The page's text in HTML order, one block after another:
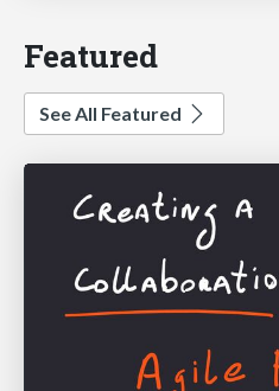
Featured
See All Featured